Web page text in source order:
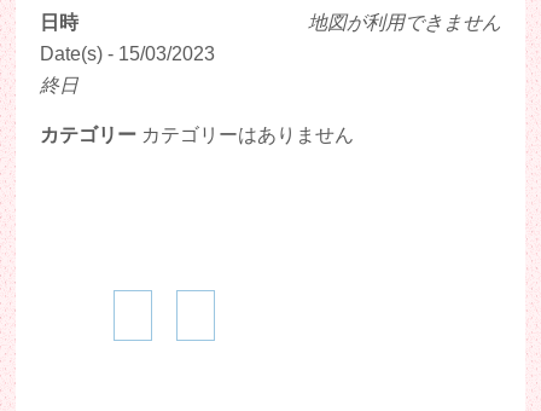
地図が利用できません
日時
Date(s) - 15/03/2023
終日
カテゴリー カテゴリーはありません